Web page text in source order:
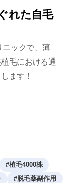
れた自毛
ニックで、薄
毛における通
ます！
#植毛4000株
#脱毛薬副作用